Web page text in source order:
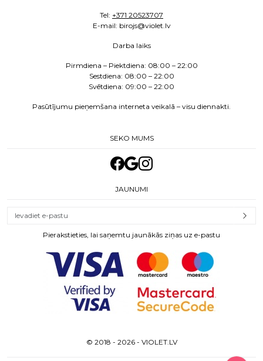
Tel: +371 20523707
E-mail: birojs@violet.lv
Darba laiks
Pirmdiena – Piektdiena: 08:00 – 22:00
Sestdiena: 08:00 – 22:00
Svētdiena: 09:00 – 22:00
Pasūtījumu pieņemšana interneta veikalā – visu diennakti.
SEKO MUMS
JAUNUMI
Pierakstieties, lai saņemtu jaunākās ziņas uz e-pastu
© 2018 - 2026 - VIOLET.LV